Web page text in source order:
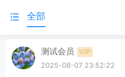
全部
测试会员
VIP
2025-08-07 23:52:22